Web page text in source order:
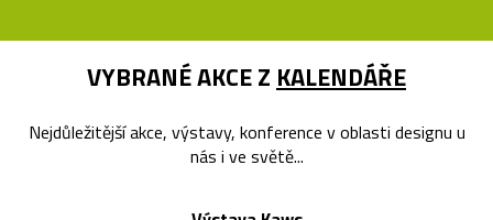
VYBRANÉ AKCE Z KALENDÁŘE
Nejdůležitější akce, výstavy, konference v oblasti designu u
nás i ve světě...